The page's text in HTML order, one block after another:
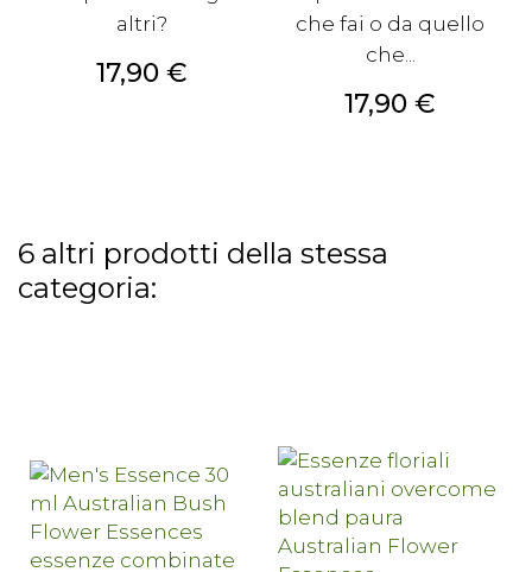
altri?
Prezzo
17,90 €
che fai o da quello
che...
Prezzo
17,90 €
6 altri prodotti della stessa
categoria: